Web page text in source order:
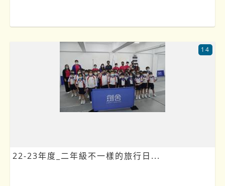
22-23年度_二年級不一樣的旅行日...
14